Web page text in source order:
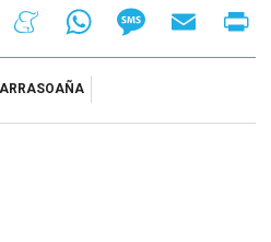
LinkedIn MeneameWhatsAppMessageEmail